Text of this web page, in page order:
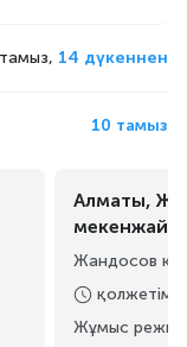
14 дүкеннен
10 тамыз
Алматы,
Жандосов
қолжетімді
Жұмыс